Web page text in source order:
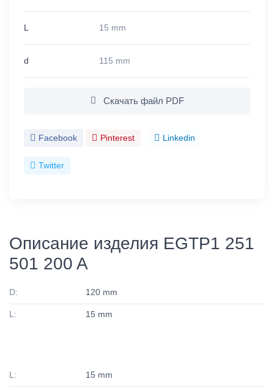
L 15 mm
d 115 mm
Скачать файл PDF
Facebook Pinterest Linkedin
Twitter
Описание изделия EGTP1 251
501 200 A
D: 120 mm
L: 15 mm
L: 15 mm